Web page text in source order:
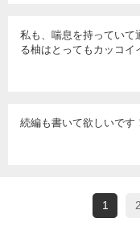
私も、喘息を持っていて
る柚はとってもカッコイ
続編も書いて欲しいです
1 2